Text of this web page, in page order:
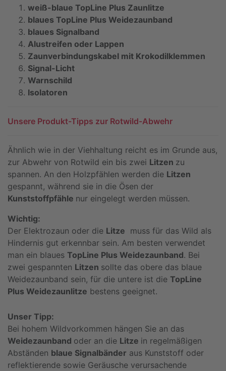
weiß-blaue TopLine Plus Zaunlitze
blaues TopLine Plus Weidezaunband
blaues Signalband
Alustreifen oder Lappen
Zaunverbindungskabel mit Krokodilklemmen
Signal-Licht
Warnschild
Isolatoren
Unsere Produkt-Tipps zur Rotwild-Abwehr
Ähnlich wie in der Viehhaltung reicht es im Grunde aus,
zur Abwehr von Rotwild ein bis zwei Litzen zu
spannen. An den Holzpfählen werden die Litzen
gespannt, während sie in die Ösen der
Kunststoffpfähle nur eingelegt werden müssen.
Wichtig:
Der Elektrozaun oder die Litze muss für das Wild als
Hindernis gut erkennbar sein. Am besten verwendet
man ein blaues TopLine Plus Weidezaunband. Bei
zwei gespannten Litzen sollte das obere das blaue
Weidezaunband sein, für die untere ist die TopLine
Plus Weidezaunlitze bestens geeignet.
Unser Tipp:
Bei hohem Wildvorkommen hängen Sie an das
Weidezaunband oder an die Litze in regelmäßigen
Abständen blaue Signalbänder aus Kunststoff oder
reflektierende sowie Geräusche verursachende